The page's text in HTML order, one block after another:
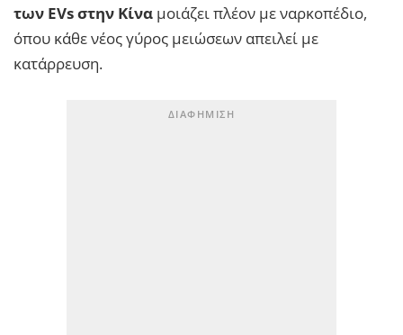
των EVs στην Κίνα μοιάζει πλέον με ναρκοπέδιο,
όπου κάθε νέος γύρος μειώσεων απειλεί με
κατάρρευση.